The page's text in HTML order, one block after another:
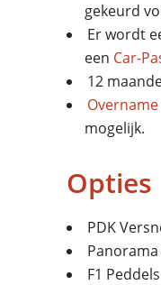
gekeurd
Er wordt
een Car-
12
Overname
mogelijk.
Opties
PDK
F1